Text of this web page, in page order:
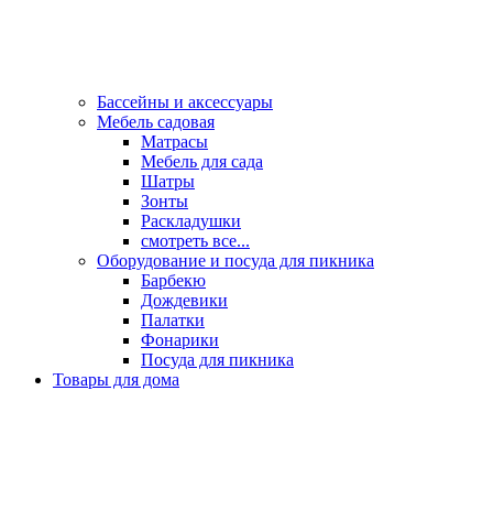
Бассейны и аксессуары
Мебель садовая
Матрасы
Мебель для сада
Шатры
Зонты
Раскладушки
смотреть все...
Оборудование и посуда для пикника
Барбекю
Дождевики
Палатки
Фонарики
Посуда для пикника
Товары для дома